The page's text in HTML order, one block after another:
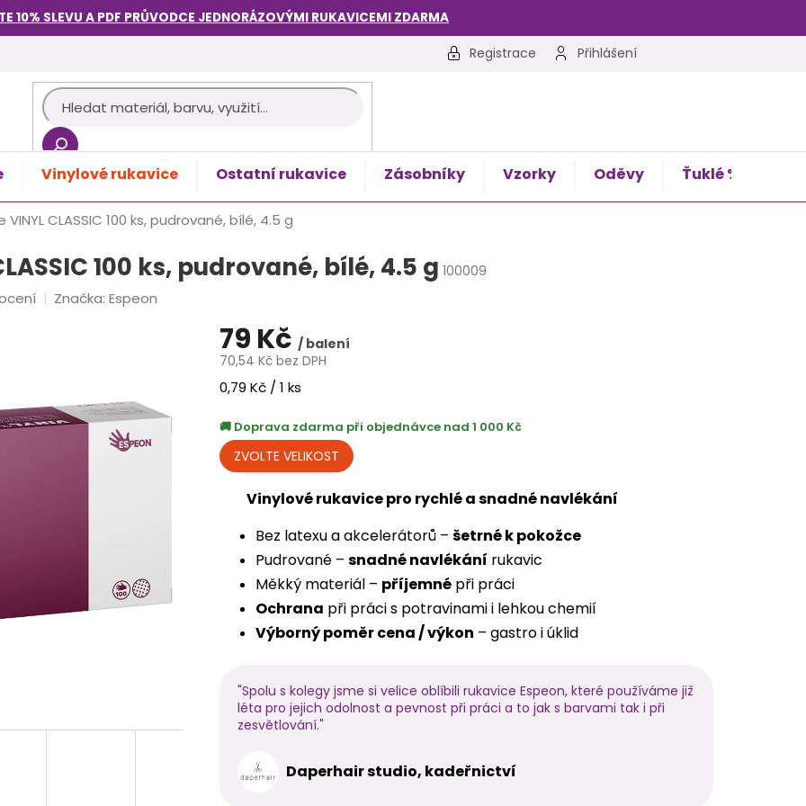
10% SLEVU A PDF PRŮVODCE JEDNORÁZOVÝMI RUKAVICEMI ZDARMA
Registrace Přihlášení
Vinylové rukavice Ostatní rukavice Zásobníky Vzorky Oděvy Ťuklé %
CLASSIC 100 ks, pudrované, bílé, 4.5 g
100 ks, pudrované, bílé, 4.5 g 100009
Značka: Espeon
79 Kč / balení
70,54 Kč bez DPH
Měrná
0,79 Kč / 1 ks
Doprava zdarma při objednávce nad 1 000 Kč
Vinylové rukavice pro rychlé a snadné navlékání
Bez latexu a akcelerátorů – šetrné k pokožce
Pudrované – snadné navlékání rukavic
Měkký materiál – příjemné při práci
Ochrana při práci s potravinami i lehkou chemií
Výborný poměr cena / výkon – gastro i úklid
"Spolu s kolegy jsme si velice oblíbili rukavice Espeon, které používáme již
léta pro jejich odolnost a pevnost při práci a to jak s barvami tak i při
zesvětlování."
Daperhair studio, kadeřnictví